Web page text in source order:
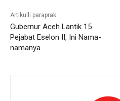
Artikulli paraprak
Gubernur Aceh Lantik 15
Pejabat Eselon II, Ini Nama-
namanya